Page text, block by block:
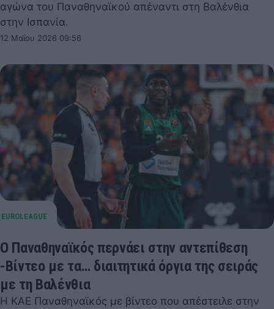
αγώνα του Παναθηναϊκού απέναντι στη Βαλένθια
στην Ισπανία.
12 Μαΐου 2026 09:56
Ο Παναθηναϊκός περνάει στην αντεπίθεση
-Βίντεο με τα… διαιτητικά όργια της σειράς
με τη Βαλένθια
Η ΚΑΕ Παναθηναϊκός με βίντεο που απέστειλε στην